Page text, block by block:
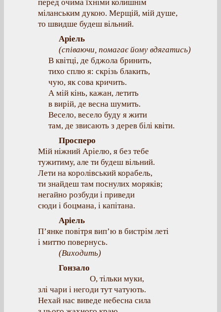
перед очима їхніми колишнім
міланським дукою. Мерщій, мій душе,
то швидше будеш вільний.
Аріель
(співаючи, помагає йому вдягатись)
В квітці, де бджола бринить,
тихо сплю я: скрізь блакить,
чую, як сова кричить.
А мій кінь, кажан, летить
в вирій, де весна шумить.
Весело, весело буду я жити
там, де звисають з дерев білі квіти.
Просперо
Мій ніжний Аріелю, я без тебе
тужитиму, але ти будеш вільний.
Лети на королівський корабель,
ти знайдеш там поснулих моряків;
негайно розбуди і приведи
сюди і боцмана, і капітана.
Аріель
П’янке повітря вип’ю в бистрім леті
і миттю повернусь.
(Виходить)
Гонзало
О, тільки муки,
злі чари і негоди тут чатують.
Нехай нас виведе небесна сила